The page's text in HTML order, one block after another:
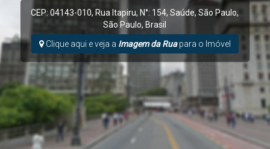
CEP: 04143-010, Rua Itapiru, N°: 154,Saúde,São Paulo,
São Paulo, Brasil
Clique aqui e veja a Imagem da Ruapara o Imóvel